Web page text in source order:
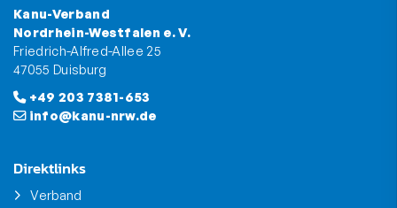
Kanu-Verband
Nordrhein-Westfalen e. V.
Friedrich-Alfred-Allee 25
47055 Duisburg
+49 203 7381-653
info@kanu-nrw.de
Direktlinks
Verband